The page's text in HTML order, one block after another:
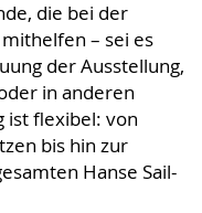
die bei der
– sei es
der Ausstellung,
in anderen
ist flexibel: von
bis hin zur
Hanse Sail-